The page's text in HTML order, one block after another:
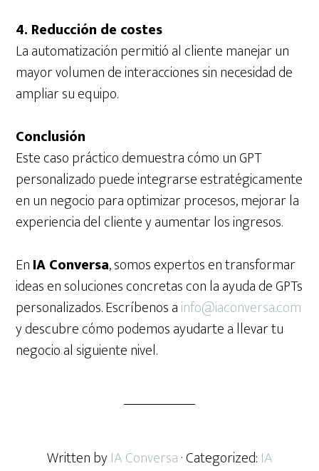
4. Reducción de costes
La automatización permitió al cliente manejar un
mayor volumen de interacciones sin necesidad de
ampliar su equipo.
Conclusión
Este caso práctico demuestra cómo un GPT
personalizado puede integrarse estratégicamente
en un negocio para optimizar procesos, mejorar la
experiencia del cliente y aumentar los ingresos.
EnIA Conversa, somos expertos en transformar
ideas en soluciones concretas con la ayuda de GPTs
personalizados. Escríbenos ainfo@iaconversa.com
y descubre cómo podemos ayudarte a llevar tu
negocio al siguiente nivel.
Written byIA Conversa· Categorized: IA